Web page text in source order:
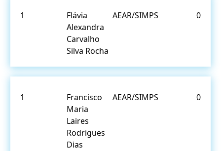
1
Flávia
Alexandra
Carvalho
Silva Rocha
AEAR/SIMPS 0
1
Francisco
Maria
Laires
Rodrigues
Dias
AEAR/SIMPS 0